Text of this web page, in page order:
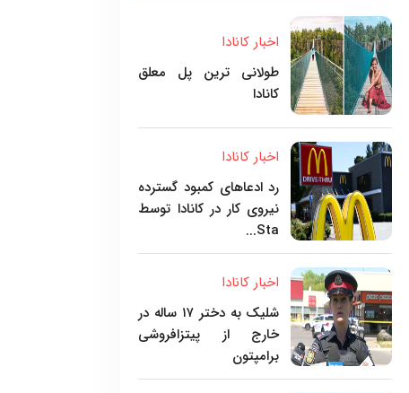
اخبار کانادا
طولانی ترین پل معلق
کانادا
اخبار کانادا
رد ادعاهای کمبود گسترده
نیروی کار در کانادا توسط
Sta...
اخبار کانادا
شلیک به دختر ۱۷ ساله در
خارج از پیتزافروشی
برامپتون